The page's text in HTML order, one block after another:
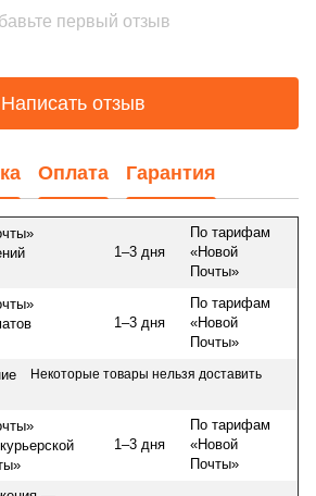
первый отзыв
Написать отзыв
Оплата Гарантия
1–3 дня
По тарифам
«Новой
Почты»
1–3 дня
По тарифам
«Новой
Почты»
Некоторые товары нельзя доставить
1–3 дня
По тарифам
«Новой
Почты»